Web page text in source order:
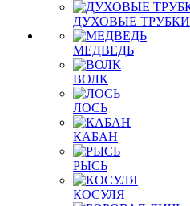
ДУХОВЫЕ ТРУБКИ
МЕДВЕДЬ
ВОЛК
ЛОСЬ
КАБАН
РЫСЬ
КОСУЛЯ